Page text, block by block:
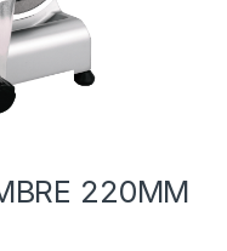
220MM